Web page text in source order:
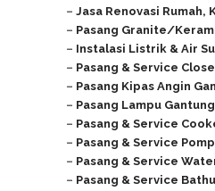
–Jasa Renovasi Rumah,
– Pasang Granite/
– Instalasi Listrik & Air
– Pasang & Service
– Pasang Kipas Angin
– Pasang Lampu
– Pasang & Service
– Pasang & Service
– Pasang & Service
– Pasang & Service